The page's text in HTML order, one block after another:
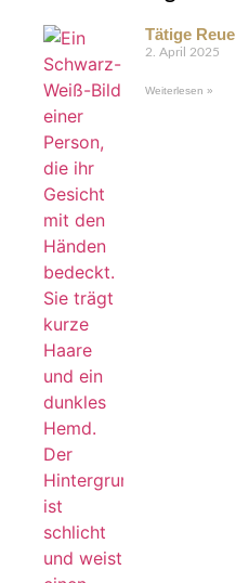
Tätige Reue
2. April 2025
Weiterlesen »